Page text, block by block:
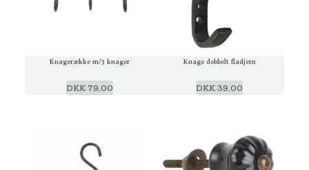
Knagerække m/3 knager
DKK 79,00
Knage dobbelt fladjern
DKK 39,00